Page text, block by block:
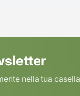
nella tua casella